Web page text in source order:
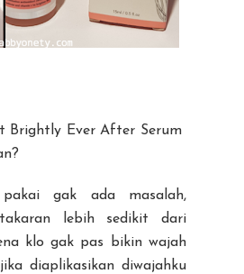
Brightly Ever After Serum
gak ada masalah,
lebih sedikit dari
klo gak pas bikin wajah
diaplikasikan diwajahku